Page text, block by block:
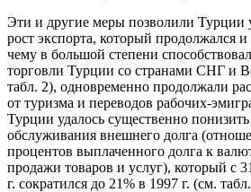
Эти и другие меры позволили Турции
рост экспорта, который продолжался
чему в большой степени
торговли Турции со странами СНГ и
табл. 2), одновременно продолжали
от туризма и переводов рабочих-
Турции удалось существенно
обслуживания внешнего долга
процентов выплаченного долга к
продажи товаров и услуг), который с
г. сократился до 21% в 1997 г. (см.